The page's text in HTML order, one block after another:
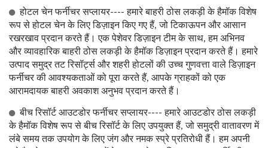
होटल चेन फर्नीचर सप्लायर---- हमारे बाहरी ठोस लकड़ी के हैमॉक विशेष
रूप से होटल चेन के लिए डिज़ाइन किए गए हैं, जो टिकाऊपन और आसान
रखरखाव प्रदान करते हैं। एक पेशेवर डिज़ाइन टीम के साथ, हम अभिनव
और व्यावहारिक बाहरी ठोस लकड़ी के हैमॉक डिज़ाइन प्रदान करते हैं। हमारे
उत्पाद समुद्र तट रिसॉर्ट्स और शहरी होटलों की उच्च गुणवत्ता वाले डिज़ाइन
फर्नीचर की आवश्यकताओं को पूरा करते हैं, आपके ग्राहकों को एक
आरामदायक बाहरी अवकाश अनुभव प्रदान करते हैं।
बीच रिसॉर्ट आउटडोर फर्नीचर सप्लायर---- हमारे आउटडोर ठोस लकड़ी
के हैमॉक विशेष रूप से बीच रिसॉर्ट के लिए उपयुक्त हैं, जो समुद्री वातावरण में
लंबे समय तक उपयोग के लिए जंग और नमक स्प्रे प्रतिरोधी हैं। हम अपनी